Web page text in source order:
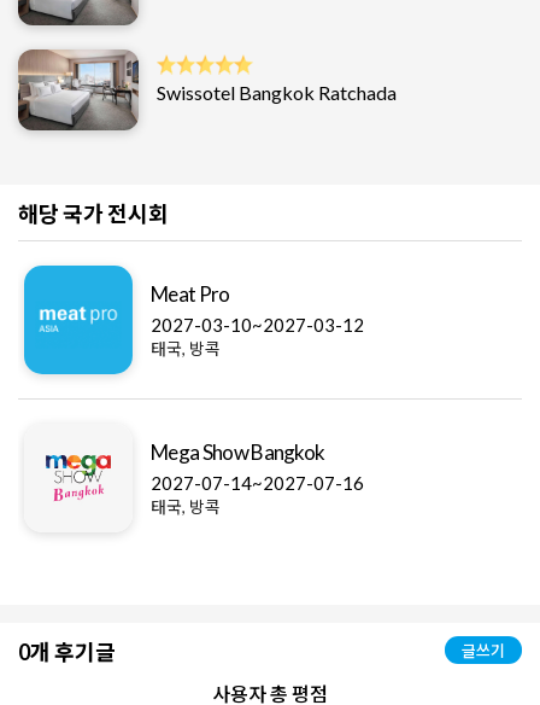
Swissotel Bangkok Ratchada
해당 국가 전시회
Meat Pro
2027-03-10~2027-03-12
태국, 방콕
Mega Show Bangkok
2027-07-14~2027-07-16
태국, 방콕
0개 후기글 글쓰기
사용자 총 평점